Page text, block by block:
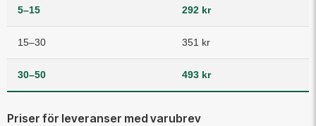
5–15 292 kr
15–30 351 kr
30–50 493 kr
Priser för leveranser med varubrev